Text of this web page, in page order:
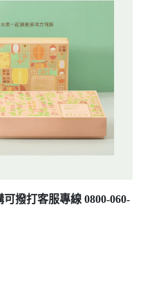
撥打客服專線 0800-060-